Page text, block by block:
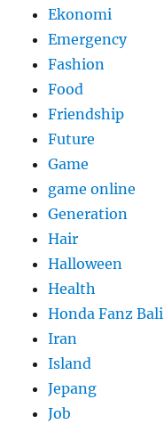
Ekonomi
Emergency
Fashion
Food
Friendship
Future
Game
game online
Generation
Hair
Halloween
Health
Honda Fanz Bali
Iran
Island
Jepang
Job